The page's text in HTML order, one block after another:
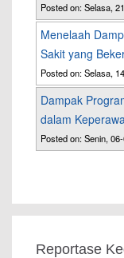
Posted on: Selasa,
Menelaah
Sakit yang
Posted on: Selasa,
Dampak
dalam
Posted on: Senin,
Reportase